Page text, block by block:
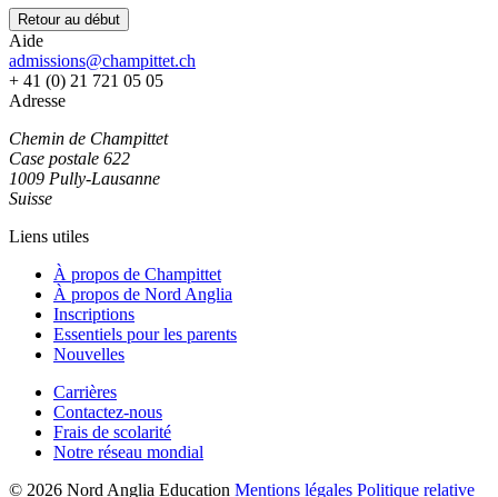
Retour au début
Aide
admissions@champittet.ch
+ 41 (0) 21 721 05 05
Adresse
Chemin de Champittet
Case postale 622
1009 Pully-Lausanne
Suisse
Liens utiles
À propos de Champittet
À propos de Nord Anglia
Inscriptions
Essentiels pour les parents
Nouvelles
Carrières
Contactez-nous
Frais de scolarité
Notre réseau mondial
© 2026 Nord Anglia Education Mentions légales Politique relative